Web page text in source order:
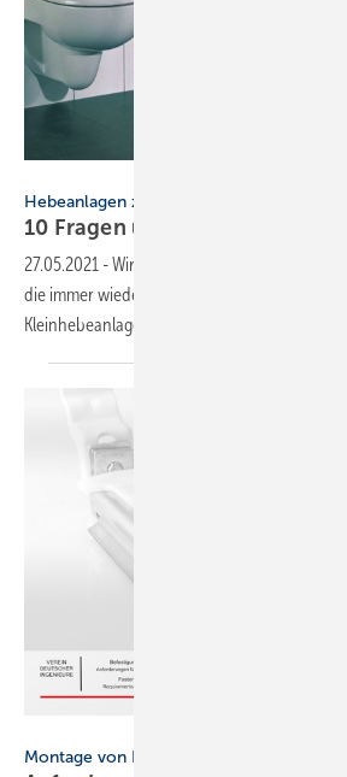
Hebeanlagen zur begrenzten Verwendung
10 Fragen und Antworten zu
27.05.2021 -Wir haben 10 Fragen und
die immer wieder von Installateuren an die
Kleinhebeanlagen gerichtet
Montage von Heizkörpern